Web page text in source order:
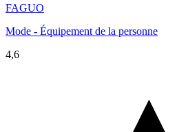
FAGUO
Mode - Équipement de la personne
4,6